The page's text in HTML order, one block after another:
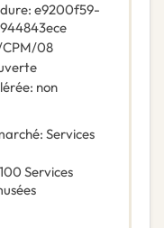
: e9200f59-
08
: non
: Services
Services